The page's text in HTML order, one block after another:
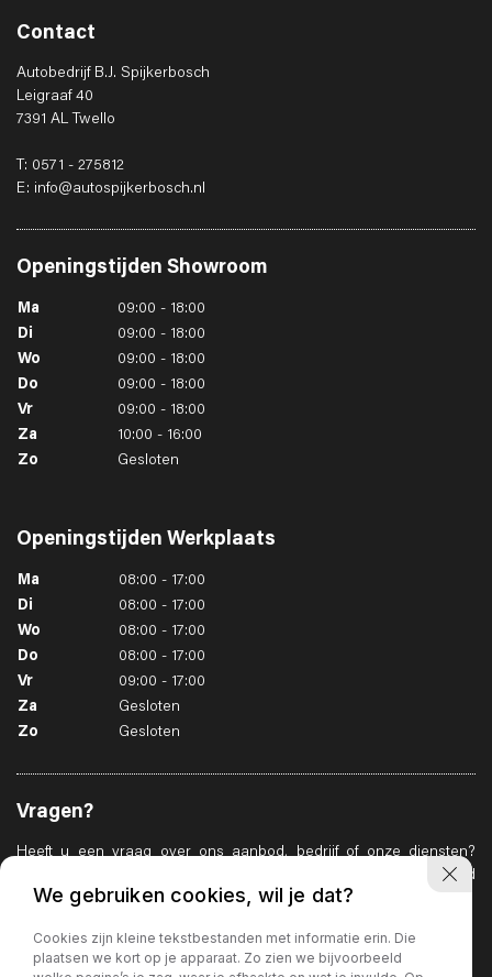
Contact
Autobedrijf B.J. Spijkerbosch
Leigraaf 40
7391 AL Twello
T: 0571 - 275812
E: info@autospijkerbosch.nl
Openingstijden Showroom
Ma
09:00 - 18:00
Di
09:00 - 18:00
Wo
09:00 - 18:00
Do
09:00 - 18:00
Vr
09:00 - 18:00
Za
10:00 - 16:00
Zo
Gesloten
Openingstijden Werkplaats
Ma
08:00 - 17:00
Di
08:00 - 17:00
Wo
08:00 - 17:00
Do
08:00 - 17:00
Vr
09:00 - 17:00
Za
Gesloten
Zo
Gesloten
Vragen?
Heeft u een vraag over ons aanbod, bedrijf of onze diensten?
Geen enkel probleem. Wij zullen er alles aan doen u zo goed
mogelijk te helpen.
Whatsapp ons
We gebruiken cookies, wil je dat?
Cookies zijn kleine tekstbestanden met informatie erin. Die
plaatsen we kort op je apparaat. Zo zien we bijvoorbeeld